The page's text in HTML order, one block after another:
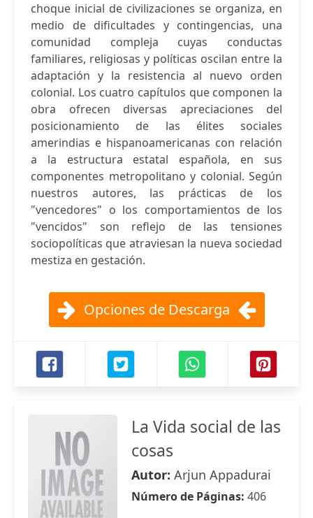
choque inicial de civilizaciones se organiza, en
medio de dificultades y contingencias, una
comunidad compleja cuyas conductas
familiares, religiosas y políticas oscilan entre la
adaptación y la resistencia al nuevo orden
colonial. Los cuatro capítulos que componen la
obra ofrecen diversas apreciaciones del
posicionamiento de las élites sociales
amerindias e hispanoamericanas con relación
a la estructura estatal española, en sus
componentes metropolitano y colonial. Según
nuestros autores, las prácticas de los
"vencedores" o los comportamientos de los
"vencidos" son reflejo de las tensiones
sociopolíticas que atraviesan la nueva sociedad
mestiza en gestación.
Opciones de Descarga
La Vida social de las
cosas
Autor: Arjun Appadurai
Número de Páginas: 406